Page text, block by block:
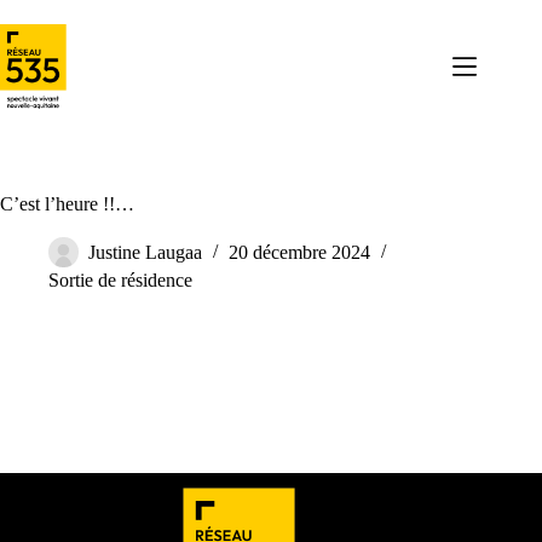
C’est l’heure !!…
Justine Laugaa
20 décembre 2024
Sortie de résidence